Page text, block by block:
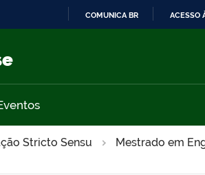
COMUNICA BR ACESSO
Stricto Sensu Mestrado em